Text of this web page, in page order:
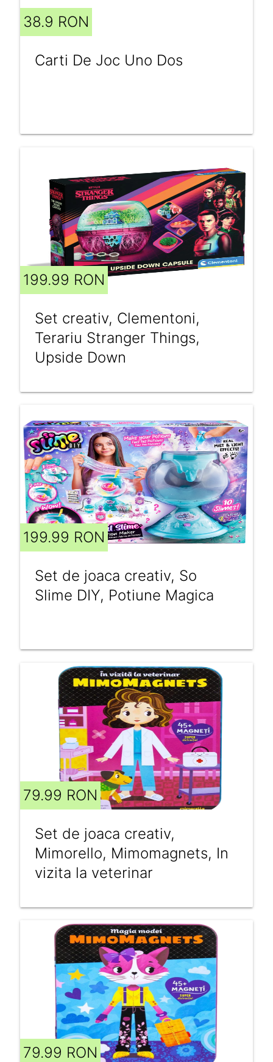
38.9 RON
Carti De Joc Uno Dos
199.99 RON
Set creativ, Clementoni,
Terariu Stranger Things,
Upside Down
199.99 RON
Set de joaca creativ, So
Slime DIY, Potiune Magica
79.99 RON
Set de joaca creativ,
Mimorello, Mimomagnets, In
vizita la veterinar
79.99 RON